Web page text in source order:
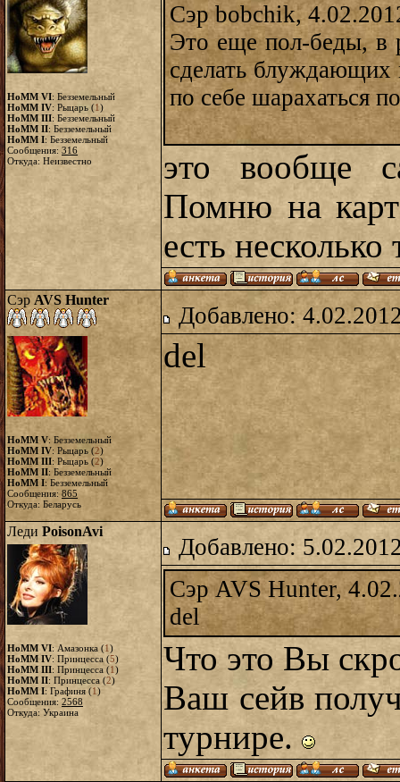
HoMM VI: Безземельный
HoMM IV: Рыцарь (1)
HoMM III: Безземельный
HoMM II: Безземельный
HoMM I: Безземельный
Сообщения: 316
Откуда: Неизвестно
Сэр bobchik,
Это еще пол-беды, в
сделать
по себе шарахаться
это вообще
Помню на
есть
Сэр AVS Hunter
HoMM V: Безземельный
HoMM IV: Рыцарь (2)
HoMM III: Рыцарь (2)
HoMM II: Безземельный
HoMM I: Безземельный
Сообщения: 865
Откуда: Беларусь
Добавлено:
del
Леди PoisonAvi
HoMM VI: Амазонка (1)
HoMM IV: Принцесса (5)
HoMM III: Принцесса (1)
HoMM II: Принцесса (2)
HoMM I: Графиня (1)
Сообщения: 2568
Откуда: Украина
Добавлено:
Сэр AVS Hunter,
del
Что это Вы
Ваш сейв
турнире.